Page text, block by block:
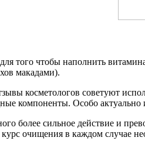
того чтобы наполнить
макадами).
косметологов советуют
компоненты. Особо
более сильное действие и
очищения в каждом случае